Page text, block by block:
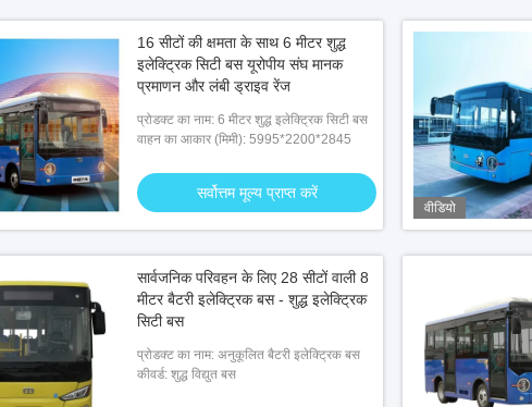
16 सीटों की क्षमता के साथ 6 मीटर शुद्ध
इलेक्ट्रिक सिटी बस यूरोपीय संघ मानक
प्रमाणन और लंबी ड्राइव रेंज
प्रोडक्ट का नाम: 6 मीटर शुद्ध इलेक्ट्रिक सिटी बस
वाहन का आकार (मिमी): 5995*2200*2845
सर्वोत्तम मूल्य प्राप्त करें
वीडियो
सार्वजनिक परिवहन के लिए 28 सीटों वाली 8
मीटर बैटरी इलेक्ट्रिक बस - शुद्ध इलेक्ट्रिक
सिटी बस
प्रोडक्ट का नाम: अनुकूलित बैटरी इलेक्ट्रिक बस
कीवर्ड: शुद्ध विद्युत बस